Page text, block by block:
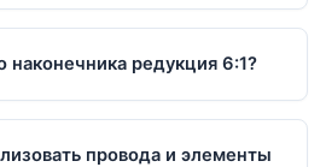
наконечника редукция 6:1?
провода и элементы